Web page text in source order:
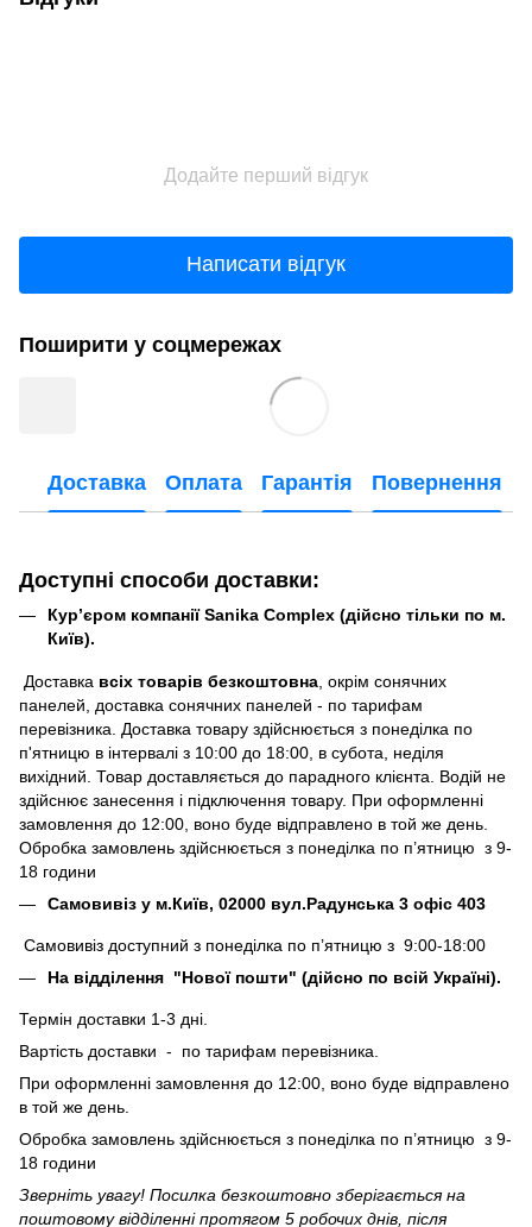
Додайте перший відгук
Написати відгук
Поширити у соцмережах
Доставка Оплата Гарантія Повернення
Доступні способи доставки:
Кур’єром компанії Sanika Complex (дійсно тільки по м.
Київ).
Доставка всіх товарів безкоштовна , окрім сонячних
панелей, доставка сонячних панелей - по тарифам
перевізника. Доставка товару здійснюється з понеділка по
п'ятницю в інтервалі з 10:00 до 18:00, в субота, неділя
вихідний. Товар доставляється до парадного клієнта. Водій не
здійснює занесення і підключення товару. При оформленні
замовлення до 12:00, воно буде відправлено в той же день.
Обробка замовлень здійснюється з понеділка по п’ятницю з 9-
18 години
Самовивіз у м.Київ, 02000 вул.Радунська 3 офіс 403
Самовивіз доступний з понеділка по п’ятницю з 9:00-18:00
На відділення "Нової пошти" (дійсно по всій Україні).
Термін доставки 1-3 дні.
Вартість доставки - по тарифам перевізника.
При оформленні замовлення до 12:00, воно буде відправлено
в той же день.
Обробка замовлень здійснюється з понеділка по п’ятницю з 9-
18 години
Зверніть увагу! Посилка безкоштовно зберігається на
поштовому відділенні протягом 5 робочих днів, після